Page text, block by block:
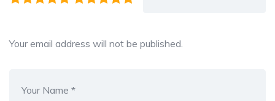
Your email address will not be published.